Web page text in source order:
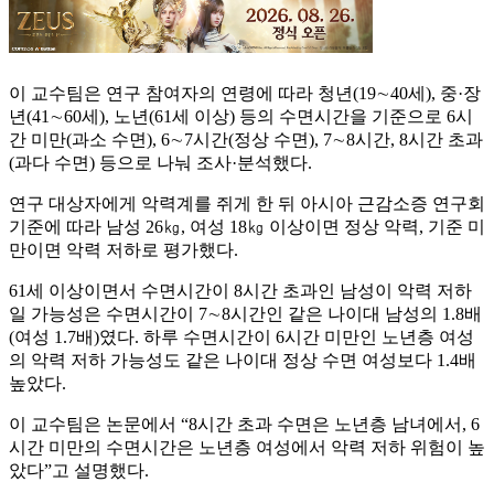
이 교수팀은 연구 참여자의 연령에 따라 청년(19∼40세), 중·장
년(41∼60세), 노년(61세 이상) 등의 수면시간을 기준으로 6시
간 미만(과소 수면), 6∼7시간(정상 수면), 7∼8시간, 8시간 초과
(과다 수면) 등으로 나눠 조사·분석했다.
연구 대상자에게 악력계를 쥐게 한 뒤 아시아 근감소증 연구회
기준에 따라 남성 26㎏, 여성 18㎏ 이상이면 정상 악력, 기준 미
만이면 악력 저하로 평가했다.
61세 이상이면서 수면시간이 8시간 초과인 남성이 악력 저하
일 가능성은 수면시간이 7∼8시간인 같은 나이대 남성의 1.8배
(여성 1.7배)였다. 하루 수면시간이 6시간 미만인 노년층 여성
의 악력 저하 가능성도 같은 나이대 정상 수면 여성보다 1.4배
높았다.
이 교수팀은 논문에서 “8시간 초과 수면은 노년층 남녀에서, 6
시간 미만의 수면시간은 노년층 여성에서 악력 저하 위험이 높
았다”고 설명했다.